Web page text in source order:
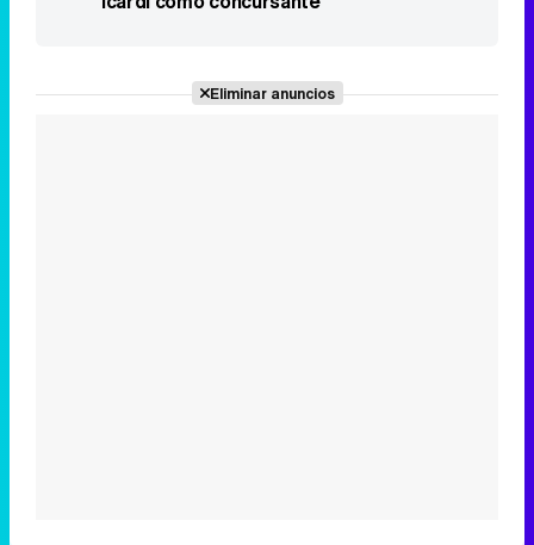
Eliminar anuncios